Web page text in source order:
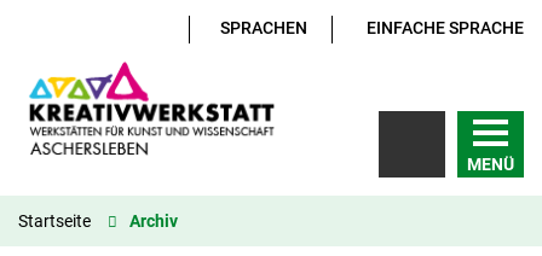
SPRACHEN EINFACHE SPRACHE
MENÜ
Startseite Archiv